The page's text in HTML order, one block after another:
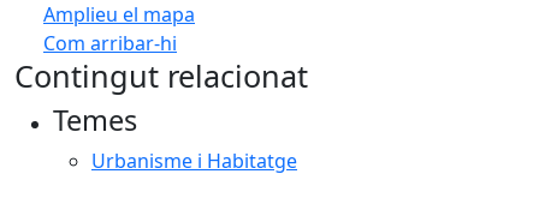
Amplieu el mapa
Com arribar-hi
+
Contingut relacionat
Temes
Urbanisme i Habitatge